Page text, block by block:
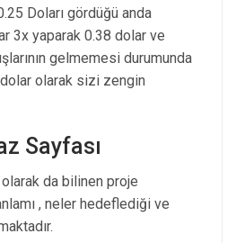
Doları gördüğü anda
3x yaparak 0.38 dolar ve
gelmemesi durumunda
olarak sizi zengin
Sayfası
da bilinen proje
, neler hedeflediği ve